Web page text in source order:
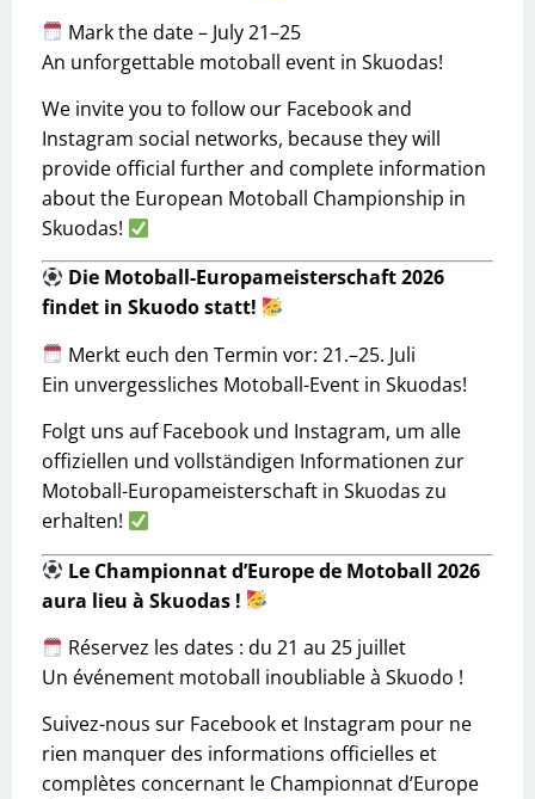
Mark the date – July 21–25
An unforgettable motoball event in Skuodas!
We invite you to follow our Facebook and
Instagram social networks, because they will
provide official further and complete information
about the European Motoball Championship in
Skuodas!
Die Motoball-Europameisterschaft 2026
findet in Skuodo statt!
Merkt euch den Termin vor: 21.–25. Juli
Ein unvergessliches Motoball-Event in Skuodas!
Folgt uns auf Facebook und Instagram, um alle
offiziellen und vollständigen Informationen zur
Motoball-Europameisterschaft in Skuodas zu
erhalten!
Le Championnat d’Europe de Motoball 2026
aura lieu à Skuodas !
Réservez les dates : du 21 au 25 juillet
Un événement motoball inoubliable à Skuodo !
Suivez-nous sur Facebook et Instagram pour ne
rien manquer des informations officielles et
complètes concernant le Championnat d’Europe